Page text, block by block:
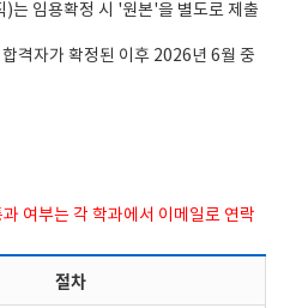
는 임용확정 시 '원본'을 별도로 제출
격자가 확정된 이후 2026년 6월 중
여부는 각 학과에서 이메일로 연락
절차